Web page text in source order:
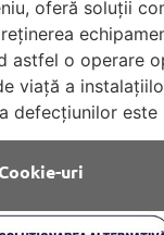
oferă soluții
astfel o operare
viață a
defecțiunilor
uri